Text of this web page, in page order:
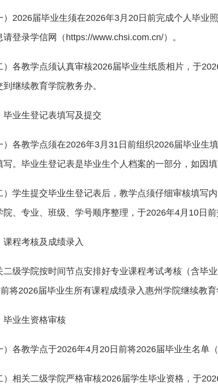
）2026届毕业生须在2026年3月20日前完成个人毕业
请登录学信网（https://www.chsi.com.cn/）。
）各教学点须认真审核2026届毕业生纸质相片，于
继续教育学院教务办。
毕业生登记表填写及提交
）各教学点须在2026年3月31日前组织2026届毕业
写。毕业生登记表是毕业生个人档案的一部分，如因
）学生提交毕业生登记表后，教学点须仔细审核填写
院、专业、班级、学号顺序整理，于2026年4月10日前
课程考核及成绩录入
二级学院按时间节点安排好专业课程考试考核（含毕
将2026届毕业生所有课程成绩录入惠州学院继续教育
毕业生资格审核
）各教学点于2026年4月20日前将2026届毕业生名单
）相关二级学院严格审核2026届学生毕业资格，于